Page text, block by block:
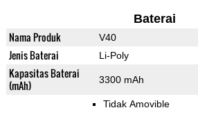
Baterai
Nama Produk V40
Jenis Baterai Li-Poly
Kapasitas Baterai
(mAh)
3300 mAh
Tidak Amovible